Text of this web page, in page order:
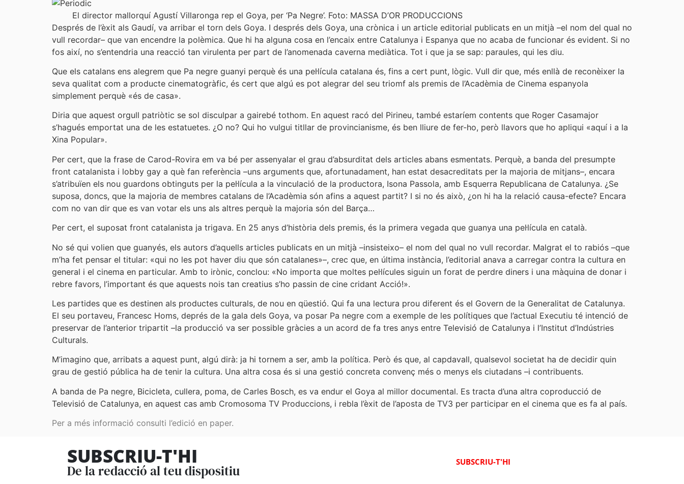
El director mallorquí Agustí Villaronga rep el Goya, per ‘Pa Negre’. Foto: MASSA D’OR PRODUCCIONS
Després de l’èxit als Gaudí, va arribar el torn dels Goya. I després dels Goya, una crònica i un article editorial publicats en un mitjà –el nom del qual no
vull recordar– que van encendre la polèmica. Que hi ha alguna cosa en l’encaix entre Catalunya i Espanya que no acaba de funcionar és evident. Si no
fos així, no s’entendria una reacció tan virulenta per part de l’anomenada caverna mediàtica. Tot i que ja se sap: paraules, qui les diu.
Que els catalans ens alegrem que Pa negre guanyi perquè és una pel·lícula catalana és, fins a cert punt, lògic. Vull dir que, més enllà de reconèixer la
seva qualitat com a producte cinematogràfic, és cert que algú es pot alegrar del seu triomf als premis de l’Acadèmia de Cinema espanyola
simplement perquè «és de casa».
Diria que aquest orgull patriòtic se sol disculpar a gairebé tothom. En aquest racó del Pirineu, també estaríem contents que Roger Casamajor
s’hagués emportat una de les estatuetes. ¿O no? Qui ho vulgui titllar de provincianisme, és ben lliure de fer-ho, però llavors que ho apliqui «aquí i a la
Xina Popular».
Per cert, que la frase de Carod-Rovira em va bé per assenyalar el grau d’absurditat dels articles abans esmentats. Perquè, a banda del presumpte
front catalanista i lobby gay a què fan referència –uns arguments que, afortunadament, han estat desacreditats per la majoria de mitjans–, encara
s’atribuïen els nou guardons obtinguts per la pel·lícula a la vinculació de la productora, Isona Passola, amb Esquerra Republicana de Catalunya. ¿Se
suposa, doncs, que la majoria de membres catalans de l’Acadèmia són afins a aquest partit? I si no és això, ¿on hi ha la relació causa-efecte? Encara
com no van dir que es van votar els uns als altres perquè la majoria són del Barça…
Per cert, el suposat front catalanista ja trigava. En 25 anys d’història dels premis, és la primera vegada que guanya una pel·lícula en català.
No sé qui volien que guanyés, els autors d’aquells articles publicats en un mitjà –insisteixo– el nom del qual no vull recordar. Malgrat el to rabiós –que
m’ha fet pensar el titular: «qui no les pot haver diu que són catalanes»–, crec que, en última instància, l’editorial anava a carregar contra la cultura en
general i el cinema en particular. Amb to irònic, conclou: «No importa que moltes pel·lícules siguin un forat de perdre diners i una màquina de donar i
rebre favors, l’important és que aquests nois tan creatius s’ho passin de cine cridant Acció!».
Les partides que es destinen als productes culturals, de nou en qüestió. Qui fa una lectura prou diferent és el Govern de la Generalitat de Catalunya.
El seu portaveu, Francesc Homs, deprés de la gala dels Goya, va posar Pa negre com a exemple de les polítiques que l’actual Executiu té intenció de
preservar de l’anterior tripartit –la producció va ser possible gràcies a un acord de fa tres anys entre Televisió de Catalunya i l’Institut d’Indústries
Culturals.
M’imagino que, arribats a aquest punt, algú dirà: ja hi tornem a ser, amb la política. Però és que, al capdavall, qualsevol societat ha de decidir quin
grau de gestió pública ha de tenir la cultura. Una altra cosa és si una gestió concreta convenç més o menys els ciutadans –i contribuents.
A banda de Pa negre, Bicicleta, cullera, poma, de Carles Bosch, es va endur el Goya al millor documental. Es tracta d’una altra coproducció de
Televisió de Catalunya, en aquest cas amb Cromosoma TV Produccions, i rebla l’èxit de l’aposta de TV3 per participar en el cinema que es fa al país.
Per a més informació consulti l’edició en paper.
SUBSCRIU-T'HI
De la redacció al teu dispositiu
SUBSCRIU-T'HI